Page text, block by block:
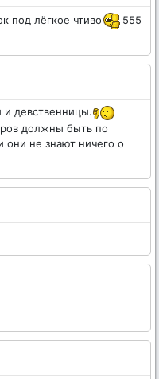
под лёгкое чтиво 555
девственницы.
должны быть по
они не знают ничего о